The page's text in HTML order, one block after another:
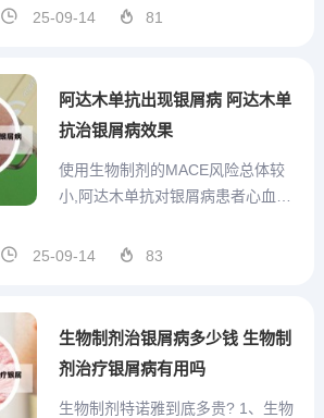
病患者之一。在2008年，你参与了
续用上真药后，你的皮损得到了显
25-09-14 81
阿达木单抗出现银屑病 阿达木单
抗治银屑病效果
使用生物制剂的MACE风险总体较
小,阿达木单抗对银屑病患者心血管
风险总体较小，阿达木单抗对银屑
种系统性疾病，中、重度患者可罹
患高脂血症、糖尿病...
25-09-14 83
生物制剂治银屑病多少钱 生物制
剂治疗银屑病有用吗
生物制剂特诺雅到底多贵? 1、生物